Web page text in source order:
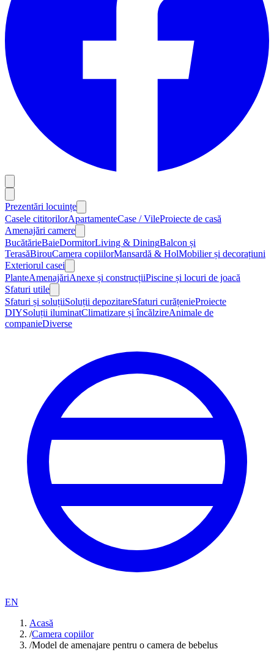
Prezentări locuințe
Casele cititorilorApartamenteCase / VileProiecte de casă
Amenajări camere
BucătărieBaieDormitorLiving & DiningBalcon și
TerasăBirouCamera copiilorMansardă & HolMobilier și decorațiuni
Exteriorul casei
PlanteAmenajăriAnexe și construcțiiPiscine și locuri de joacă
Sfaturi utile
Sfaturi și soluțiiSoluții depozitareSfaturi curățenieProiecte
DIYSoluții iluminatClimatizare și încălzireAnimale de
companieDiverse
EN
Acasă
/Camera copiilor
/Model de amenajare pentru o camera de bebelus